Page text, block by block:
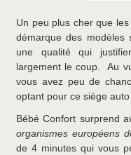
Un peu plus cher que
démarque des modèles
une qualité qui
largement le coup. Au
vous avez peu de
optant pour ce siège auto
Bébé Confort surprend
organismes européens
de 4 minutes qui vous